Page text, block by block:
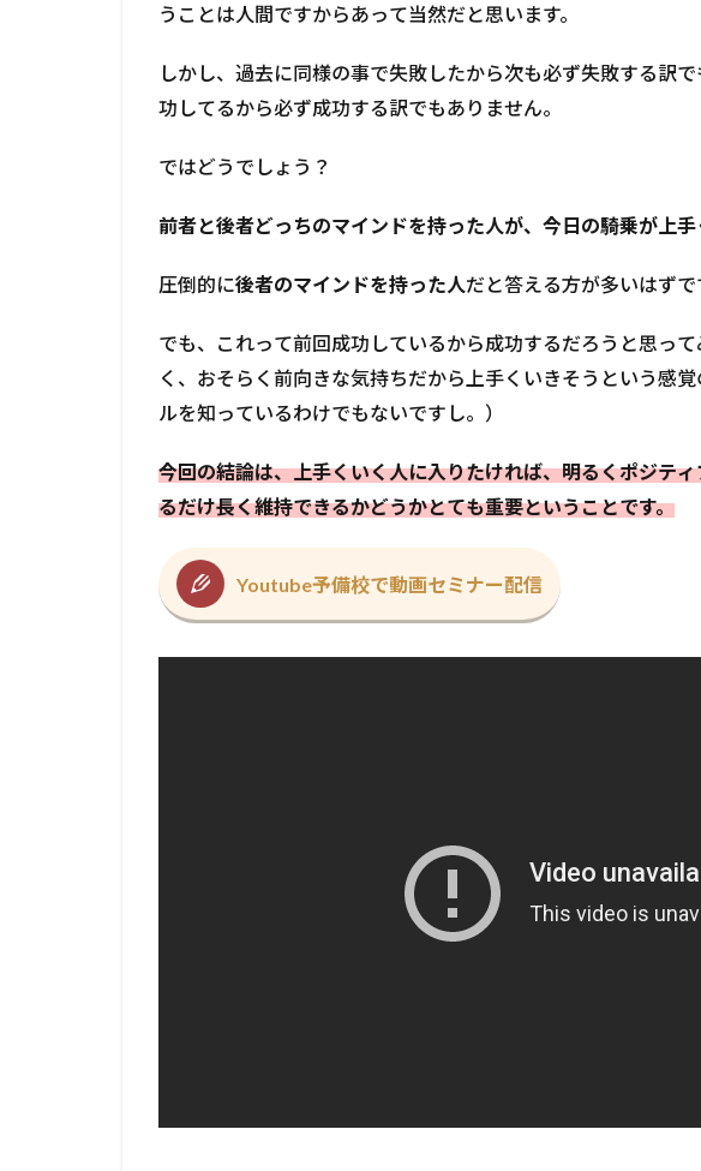
うことは人間ですからあって当然だと思います。
しかし、過去に同様の事で失敗したから次も必ず失敗する訳
功してるから必ず成功する訳でもありません。
ではどうでしょう？
前者と後者どっちのマインドを持った人が、今日の騎乗が上
圧倒的に後者のマインドを持った人 だと答える方が多いはずで
でも、これって前回成功しているから成功するだろうと思っ
く、おそらく前向きな気持ちだから上手くいきそうという感
ルを知っているわけでもないですし。）
今回の結論は、上手くいく人に入りたければ、明るくポジテ
るだけ長く維持できるかどうかとても重要ということです。
Youtube予備校で動画セミナー配信